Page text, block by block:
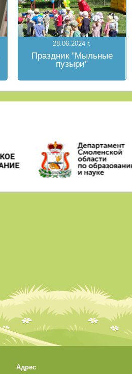
28.06.2024 г.
Праздник "Мыльные
пузыри"
Адрес